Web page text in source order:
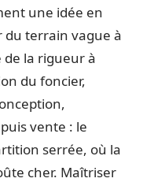
une idée en
du terrain vague à
de la rigueur à
du foncier,
vente : le
serrée, où la
cher. Maîtriser